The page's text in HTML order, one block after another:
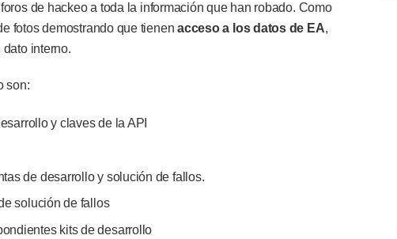
de hackeo a toda la información que han robado. Como
fotos demostrando que tienenacceso a los datos de EA,
interno.
son:
y claves de la API
de desarrollo y solución de fallos.
solución de fallos
kits de desarrollo